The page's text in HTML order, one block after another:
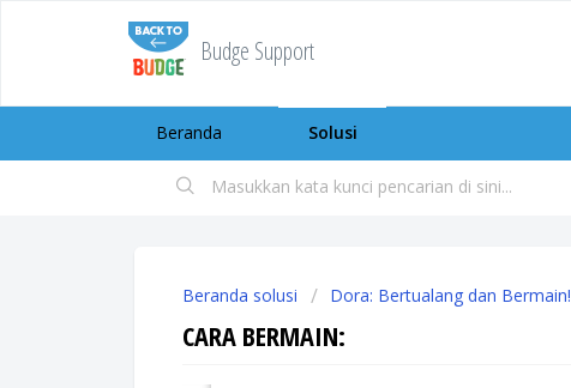
Budge Support
Beranda Solusi
Beranda solusi Dora: Bertualang dan Bermain!
CARA BERMAIN: